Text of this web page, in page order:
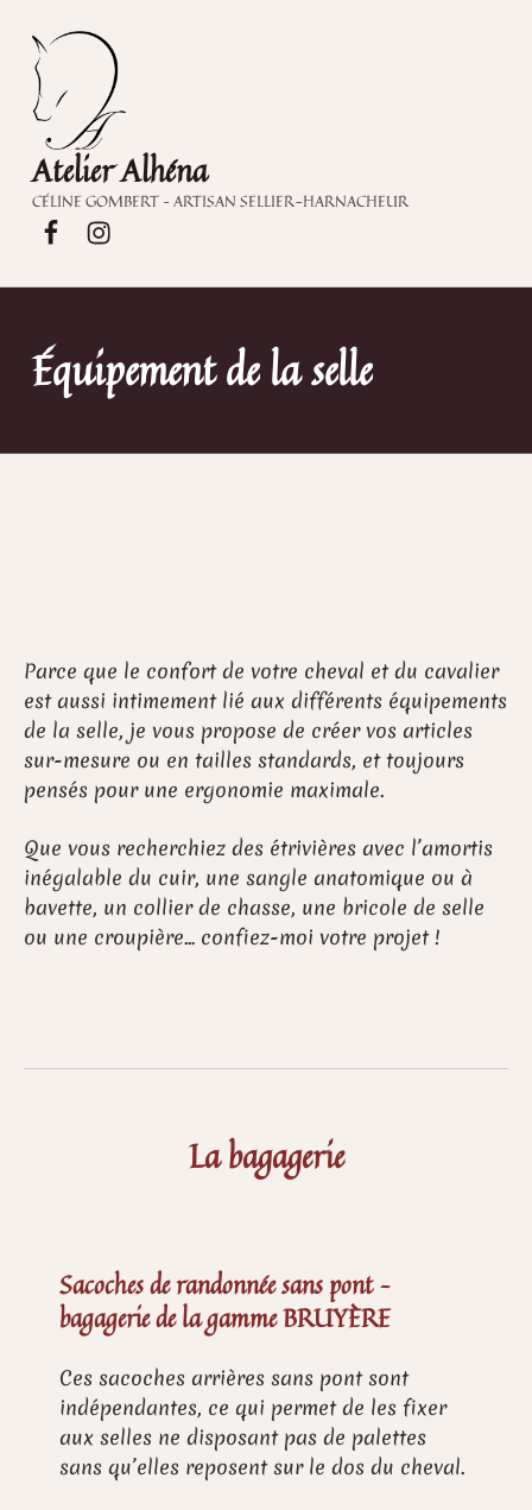
Atelier Alhéna
CÉLINE GOMBERT – ARTISAN SELLIER-HARNACHEUR
Atelier Alhéna sur Facebook
Atelier Alhéna sur Instagram
Équipement de la selle
Parce que le confort de votre cheval et du cavalier
est aussi intimement lié aux différents équipements
de la selle, je vous propose de créer vos articles
sur-mesure ou en tailles standards, et toujours
pensés pour une ergonomie maximale.
Que vous recherchiez des étrivières avec l’amortis
inégalable du cuir, une sangle anatomique ou à
bavette, un collier de chasse, une bricole de selle
ou une croupière… confiez-moi votre projet !
La bagagerie
Sacoches de randonnée sans pont –
bagagerie de la gamme BRUYÈRE
Ces sacoches arrières sans pont sont
indépendantes, ce qui permet de les fixer
aux selles ne disposant pas de palettes
sans qu’elles reposent sur le dos du cheval.